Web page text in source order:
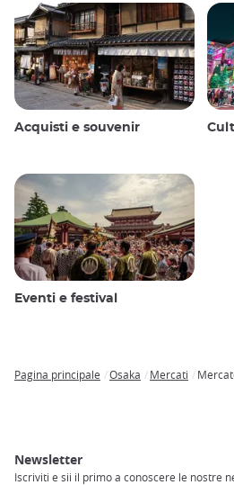
Acquisti e souvenir
Eventi e festival
Pagina principale Osaka Mercati
Newsletter
Iscriviti e sii il primo a conoscere le nostre